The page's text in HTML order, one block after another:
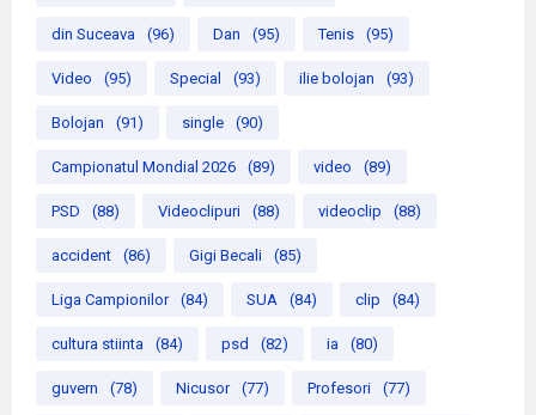
din Suceava (96) Dan (95) Tenis (95)
Video (95) Special (93) ilie bolojan (93)
Bolojan (91) single (90)
Campionatul Mondial 2026 (89) video (89)
PSD (88) Videoclipuri (88) videoclip (88)
accident (86) Gigi Becali (85)
Liga Campionilor (84) SUA (84) clip (84)
cultura stiinta (84) psd (82) ia (80)
guvern (78) Nicusor (77) Profesori (77)